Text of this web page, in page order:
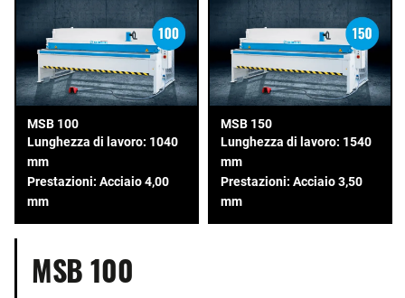
MSB 100
Lunghezza di lavoro: 1040
mm
Prestazioni: Acciaio 4,00
mm
MSB 150
Lunghezza di lavoro: 1540
mm
Prestazioni: Acciaio 3,50
mm
MSB 100